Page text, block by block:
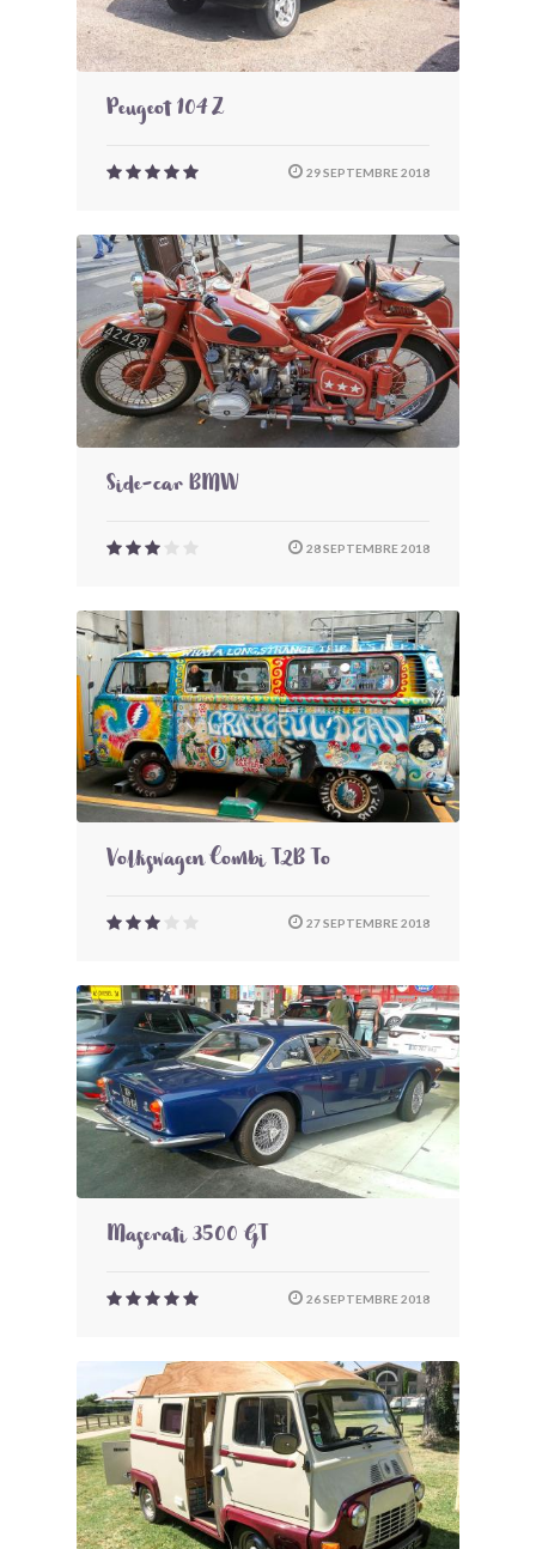
Peugeot 104 Z
29 SEPTEMBRE 2018
Side-car BMW
28 SEPTEMBRE 2018
Volkswagen Combi T2B To
27 SEPTEMBRE 2018
Maserati 3500 GT
26 SEPTEMBRE 2018